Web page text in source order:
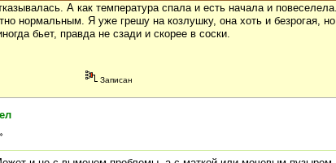
А как температура спала и есть начала и
нормальным. Я уже грешу на козлушку, она хоть и безрогая, но
бьет, правда не сзади и скорее в соски.
Записан